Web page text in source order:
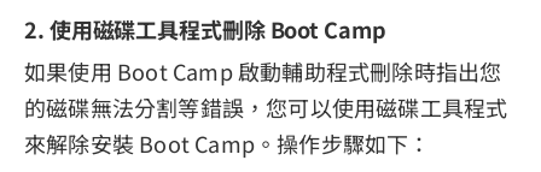
2. 使用磁碟工具程式刪除 Boot Camp
如果使用 Boot Camp 啟動輔助程式刪除時指出您
的磁碟無法分割等錯誤，您可以使用磁碟工具程式
來解除安裝 Boot Camp。操作步驟如下：